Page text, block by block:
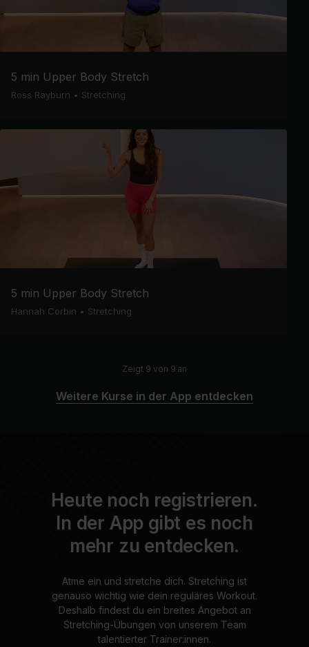
5 min Upper Body Stretch
Ross Rayburn • Stretching
5 min Upper Body Stretch
Hannah Corbin • Stretching
Zeigt 9 von 9 an
Weitere Kurse in der App entdecken
Heute noch registrieren.
In der App gibt es noch
mehr zu entdecken.
Atme ein und stretche dich. Stretching ist
genauso wichtig wie dein reguläres Workout.
Deshalb findest du ein breites Angebot an
Stretching-Übungen von unserem Team
talentierter Trainer:innen.